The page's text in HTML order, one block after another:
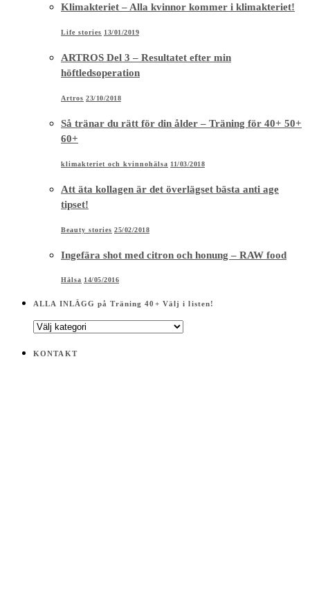
Klimakteriet – Alla kvinnor kommer i klimakteriet!
Life stories 13/01/2019
ARTROS Del 3 – Resultatet efter min
höftledsoperation
Artros 23/10/2018
Så tränar du rätt för din ålder – Träning för 40+ 50+
60+
klimakteriet och kvinnohälsa 11/03/2018
Att äta kollagen är det överlägset bästa anti age
tipset!
Beauty stories 25/02/2018
Ingefära shot med citron och honung – RAW food
Hälsa 14/05/2016
ALLA INLÄGG på Träning 40+ Välj i listen!
ALLA
på
KONTAKT